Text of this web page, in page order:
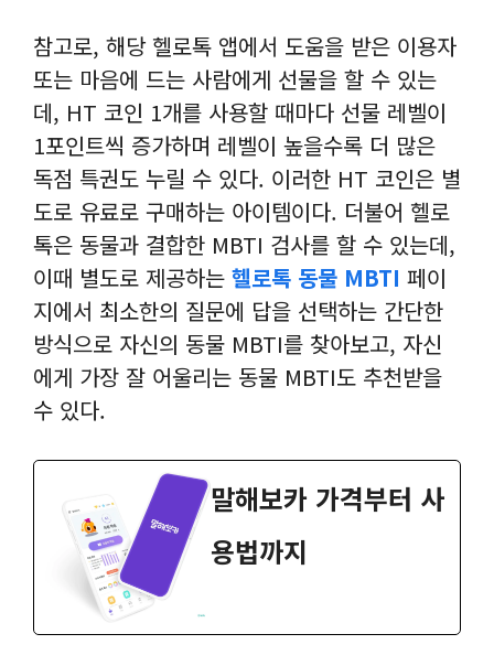
참고로, 해당 헬로톡 앱에서 도움을 받은 이용자
또는 마음에 드는 사람에게 선물을 할 수 있는
데, HT 코인 1개를 사용할 때마다 선물 레벨이
1포인트씩 증가하며 레벨이 높을수록 더 많은
독점 특권도 누릴 수 있다. 이러한 HT 코인은 별
도로 유료로 구매하는 아이템이다. 더불어 헬로
톡은 동물과 결합한 MBTI 검사를 할 수 있는데,
이때 별도로 제공하는 헬로톡 동물 MBTI 페이
지에서 최소한의 질문에 답을 선택하는 간단한
방식으로 자신의 동물 MBTI를 찾아보고, 자신
에게 가장 잘 어울리는 동물 MBTI도 추천받을
수 있다.
말해보카 가격부터 사
용법까지